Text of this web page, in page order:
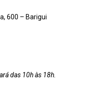
600 – Barigui
das 10h às 18h.